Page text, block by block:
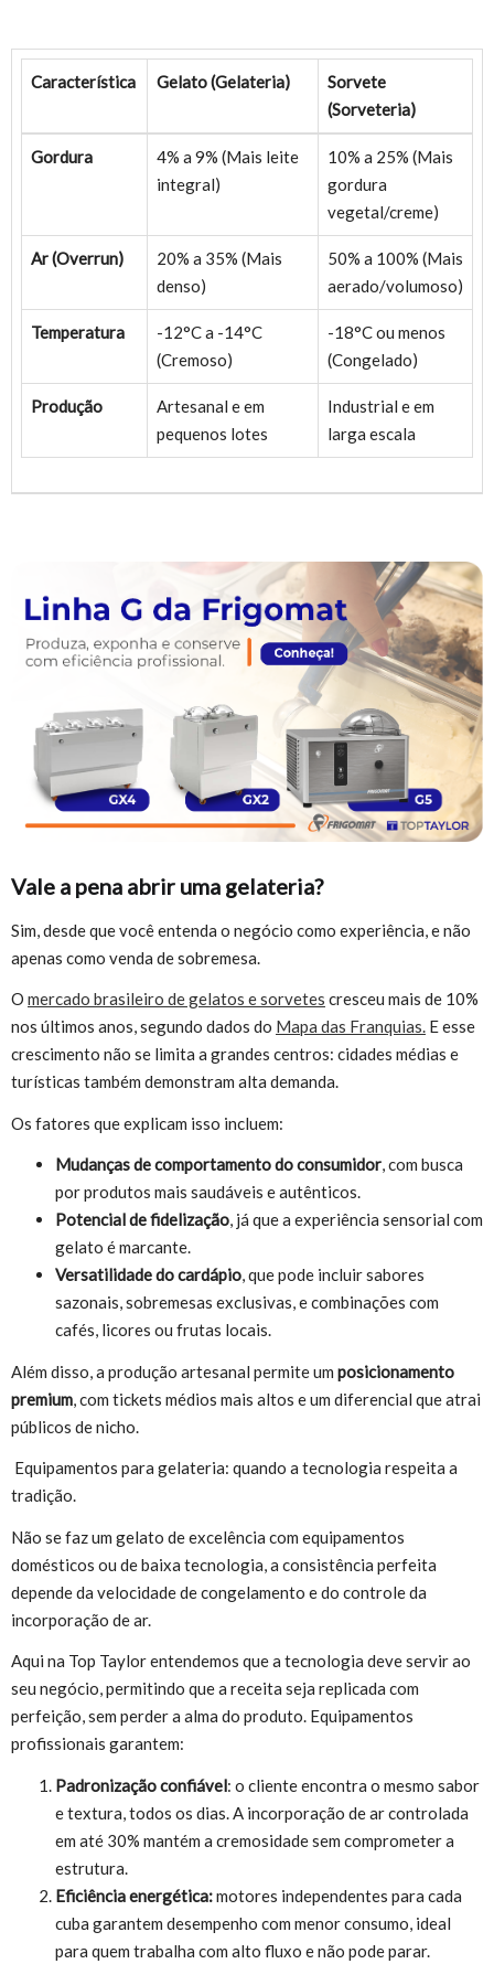
Característica Gelato (Gelateria)
Sorvete
(Sorveteria)
Gordura
4% a 9% (Mais leite
integral)
10% a 25% (Mais
gordura
vegetal/creme)
Ar (Overrun)
20% a 35% (Mais
denso)
50% a 100% (Mais
aerado/volumoso)
Temperatura
-12°C a -14°C
(Cremoso)
-18°C ou menos
(Congelado)
Produção
Artesanal e em
pequenos lotes
Industrial e em
larga escala
Vale a pena abrir uma gelateria?
Sim, desde que você entenda o negócio como experiência, e não
apenas como venda de sobremesa.
O mercado brasileiro de gelatos e sorvetes cresceu mais de 10%
nos últimos anos, segundo dados do Mapa das Franquias. E esse
crescimento não se limita a grandes centros: cidades médias e
turísticas também demonstram alta demanda.
Os fatores que explicam isso incluem:
Mudanças de comportamento do consumidor, com busca
por produtos mais saudáveis e autênticos.
Potencial de fidelização, já que a experiência sensorial com
gelato é marcante.
Versatilidade do cardápio, que pode incluir sabores
sazonais, sobremesas exclusivas, e combinações com
cafés, licores ou frutas locais.
Além disso, a produção artesanal permite um posicionamento
premium , com tickets médios mais altos e um diferencial que atrai
públicos de nicho.
Equipamentos para gelateria: quando a tecnologia respeita a
tradição.
Não se faz um gelato de excelência com equipamentos
domésticos ou de baixa tecnologia, a consistência perfeita
depende da velocidade de congelamento e do controle da
incorporação de ar.
Aqui na Top Taylor entendemos que a tecnologia deve servir ao
seu negócio, permitindo que a receita seja replicada com
perfeição, sem perder a alma do produto. Equipamentos
profissionais garantem:
Padronização confiável: o cliente encontra o mesmo sabor
e textura, todos os dias. A incorporação de ar controlada
em até 30% mantém a cremosidade sem comprometer a
estrutura.
Eficiência energética:motores independentes para cada
cuba garantem desempenho com menor consumo, ideal
para quem trabalha com alto fluxo e não pode parar.